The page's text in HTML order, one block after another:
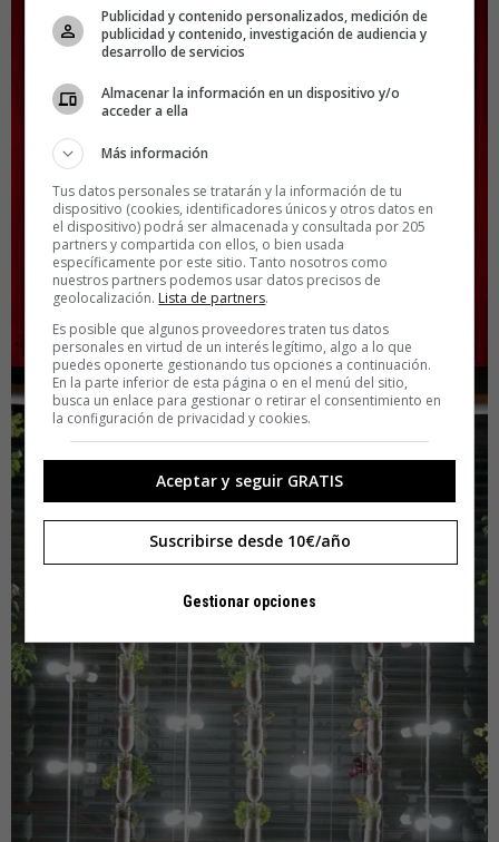
Publicidad y contenido personalizados, medición de
publicidad y contenido, investigación de audiencia y
desarrollo de servicios
Almacenar la información en un dispositivo y/o
acceder a ella
Más información
Tus datos personales se tratarán y la información de tu
dispositivo (cookies, identificadores únicos y otros datos en
el dispositivo) podrá ser almacenada y consultada por 205
partners y compartida con ellos, o bien usada
específicamente por este sitio. Tanto nosotros como
nuestros partners podemos usar datos precisos de
geolocalización. Lista de partners.
Es posible que algunos proveedores traten tus datos
personales en virtud de un interés legítimo, algo a lo que
puedes oponerte gestionando tus opciones a continuación.
En la parte inferior de esta página o en el menú del sitio,
busca un enlace para gestionar o retirar el consentimiento en
la configuración de privacidad y cookies.
Aceptar y seguir GRATIS
Suscribirse desde 10€/año
Gestionar opciones